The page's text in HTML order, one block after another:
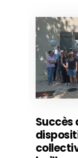
Succès